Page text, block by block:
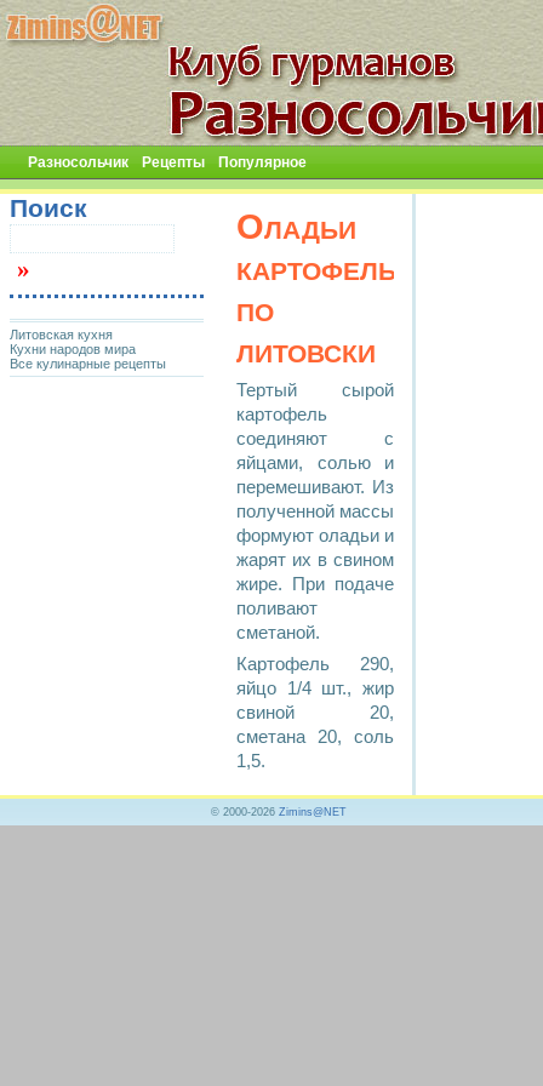
Разносольчик Рецепты Популярное
Оладьи
картофельные
по
литовски
Тертый сырой
картофель
соединяют с
яйцами, солью и
перемешивают. Из
полученной массы
формуют оладьи и
жарят их в свином
жире. При подаче
поливают
сметаной.
Картофель 290,
яйцо 1/4 шт., жир
свиной 20,
сметана 20, соль
1,5.
Поиск
Литовская кухня
Кухни народов мира
Все кулинарные рецепты
© 2000-2026 Zimins@NET